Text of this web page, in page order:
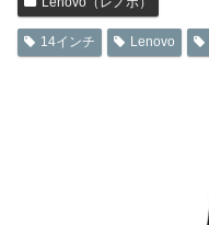
14インチ Lenovo